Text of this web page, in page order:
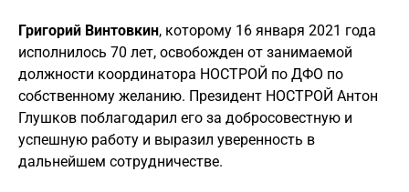
Григорий Винтовкин, которому 16 января 2021 года
исполнилось 70 лет, освобожден от занимаемой
должности координатора НОСТРОЙ по ДФО по
собственному желанию. Президент НОСТРОЙ Антон
Глушков поблагодарил его за добросовестную и
успешную работу и выразил уверенность в
дальнейшем сотрудничестве.